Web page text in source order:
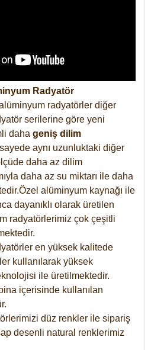
Radyatör
radyatörler diğer
serilerine göre yeni
daha geniş dilim
aynı uzunluktaki diğer
daha az dilim
daha az su miktarı ile daha
alüminyum kaynağı ile
dayanıklı olarak üretilen
radyatörlerimiz çok çeşitli
en yüksek kalitede
kullanılarak yüksek
ile üretilmektedir.
içerisinde kullanılan
düz renkler ile sipariş
desenli natural renklerimiz